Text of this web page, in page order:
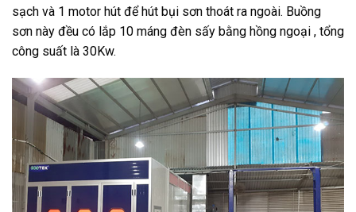
sạch và 1 motor hút để hút bụi sơn thoát ra ngoài. Buồng
sơn này đều có lắp 10 máng đèn sấy bằng hồng ngoại , tổng
công suất là 30Kw.